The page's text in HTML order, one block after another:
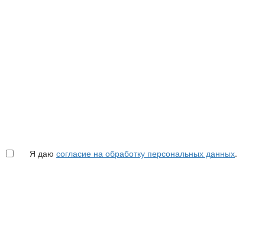
Я даю согласие на обработку персональных данных.